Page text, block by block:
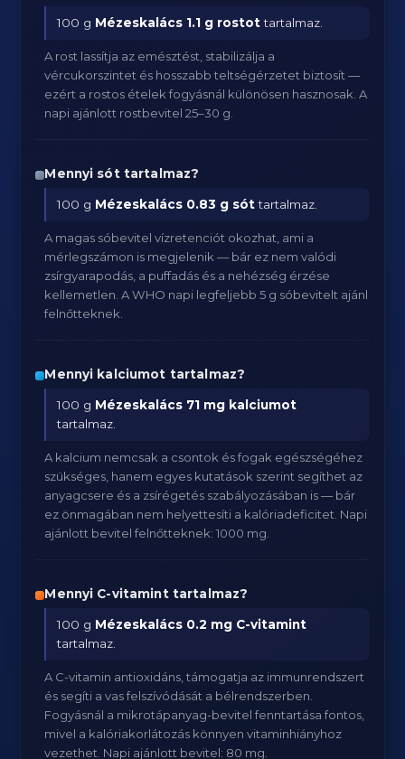
100 g Mézeskalács 1.1 g rostottartalmaz.
A rost lassítja az emésztést, stabilizálja a
vércukorszintet és hosszabb teltségérzetet biztosít —
ezért a rostos ételek fogyásnál különösen hasznosak. A
napi ajánlott rostbevitel 25–30 g.
Mennyi sót tartalmaz?
100 g Mézeskalács 0.83 g sóttartalmaz.
A magas sóbevitel vízretenciót okozhat, ami a
mérlegszámon is megjelenik — bár ez nem valódi
zsírgyarapodás, a puffadás és a nehézség érzése
kellemetlen. A WHO napi legfeljebb 5 g sóbevitelt ajánl
felnőtteknek.
Mennyi kalciumot tartalmaz?
100 g Mézeskalács 71 mg kalciumot
tartalmaz.
A kalcium nemcsak a csontok és fogak egészségéhez
szükséges, hanem egyes kutatások szerint segíthet az
anyagcsere és a zsírégetés szabályozásában is — bár
ez önmagában nem helyettesíti a kalóriadeficitet. Napi
ajánlott bevitel felnőtteknek: 1000 mg.
Mennyi C-vitamint tartalmaz?
100 g Mézeskalács 0.2 mg C-vitamint
tartalmaz.
A C-vitamin antioxidáns, támogatja az immunrendszert
és segíti a vas felszívódását a bélrendszerben.
Fogyásnál a mikrotápanyag-bevitel fenntartása fontos,
mivel a kalóriakorlátozás könnyen vitaminhiányhoz
vezethet. Napi ajánlott bevitel: 80 mg.